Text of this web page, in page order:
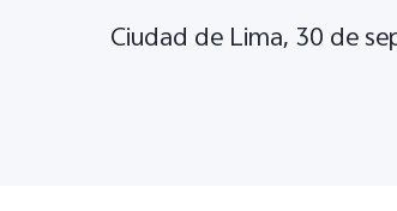
Ciudad de Lima, 30 de